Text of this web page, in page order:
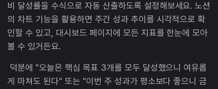
비 달성률을 수식으로 자동 산출하도록 설정해보세요. 노션
의 차트 기능을 활용하면 주간 성과 추이를 시각적으로 확
인할 수 있고, 대시보드 페이지에 모든 지표를 한눈에 모아
볼 수 있거든요.
덕분에 "오늘은 핵심 목표 3개를 모두 달성했으니 여유롭
게 마쳐도 된다" 또는 "이번 주 성과가 평소보다 좋으니 금